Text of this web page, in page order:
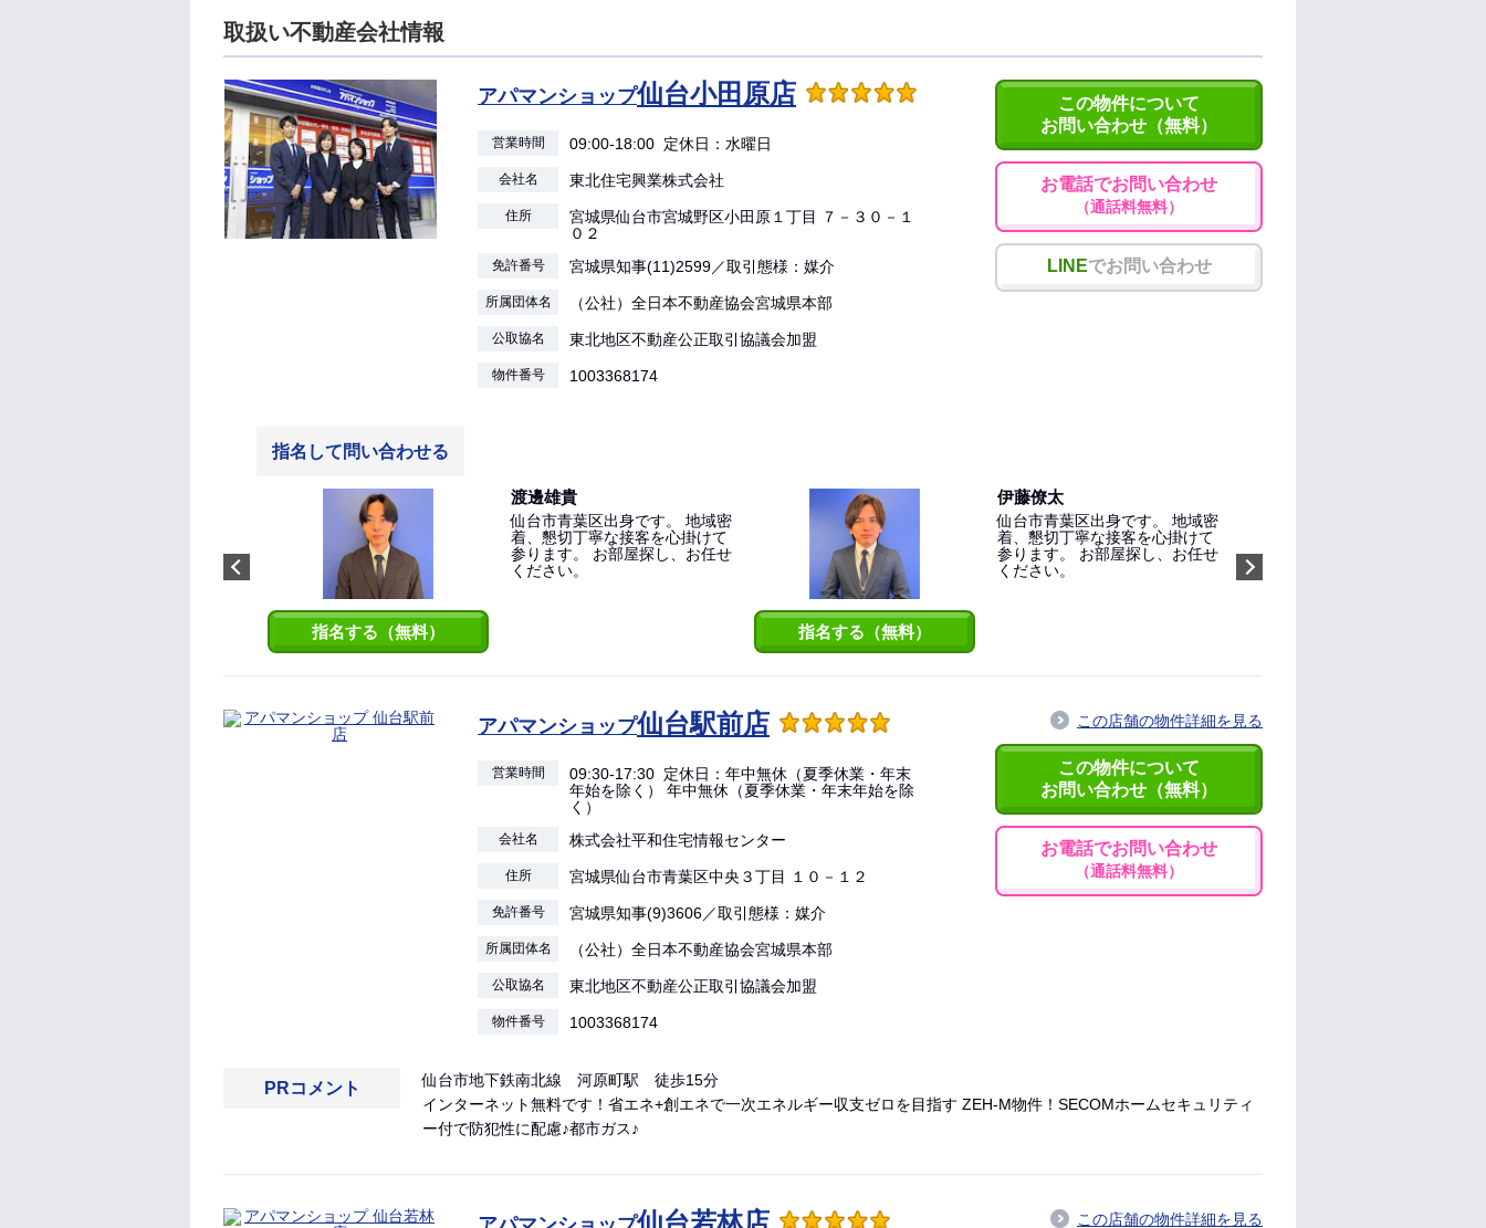
取扱い不動産会社情報
アパマンショップ仙台小田原店
営業時間 09:00-18:00 定休日：水曜日
会社名 東北住宅興業株式会社
住所
宮城県仙台市宮城野区小田原１丁目 ７－３０－１
０２
免許番号 宮城県知事(11)2599／取引態様：媒介
所属団体名 （公社）全日本不動産協会宮城県本部
公取協名 東北地区不動産公正取引協議会加盟
物件番号 1003368174
この物件について
お問い合わせ（無料）
お電話でお問い合わせ
（通話料無料）
LINEでお問い合わせ
指名して問い合わせる
けております。 お部屋探し、お
指名する（無料）
渡邊雄貴
仙台市青葉区出身です。 地域密
着、懇切丁寧な接客を心掛けて
参ります。 お部屋探し、お任せ
ください。
指名する（無料）
伊藤僚太
仙台市青葉区出身です。 地域密
着、懇切丁寧な接客を心掛けて
参ります。 お部屋探し、お任せ
ください。
アパマンショップ仙台駅前店
営業時間
09:30-17:30 定休日：年中無休（夏季休業・年末
年始を除く） 年中無休（夏季休業・年末年始を除
く）
会社名 株式会社平和住宅情報センター
住所 宮城県仙台市青葉区中央３丁目 １０－１２
免許番号 宮城県知事(9)3606／取引態様：媒介
所属団体名 （公社）全日本不動産協会宮城県本部
公取協名 東北地区不動産公正取引協議会加盟
物件番号 1003368174
この店舗の物件詳細を見る
この物件について
お問い合わせ（無料）
お電話でお問い合わせ
（通話料無料）
PRコメント
仙台市地下鉄南北線 河原町駅 徒歩15分
インターネット無料です！省エネ+創エネで一次エネルギー収支ゼロを目指す ZEH-M物件！SECOMホームセキュリティ
ー付で防犯性に配慮♪都市ガス♪
仙台若林店 この店舗の物件詳細を見る